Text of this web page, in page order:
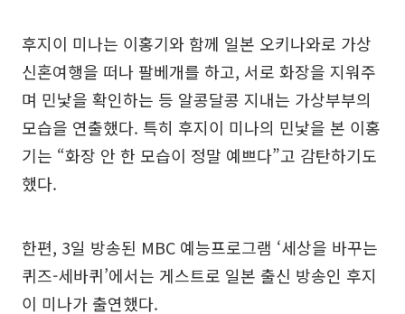
후지이 미나는 이홍기와 함께 일본 오키나와로 가상
신혼여행을 떠나 팔베개를 하고, 서로 화장을 지워주
며 민낯을 확인하는 등 알콩달콩 지내는 가상부부의
모습을 연출했다. 특히 후지이 미나의 민낯을 본 이홍
기는 “화장 안 한 모습이 정말 예쁘다”고 감탄하기도
했다.
한편, 3일 방송된 MBC 예능프로그램 ‘세상을 바꾸는
퀴즈-세바퀴’에서는 게스트로 일본 출신 방송인 후지
이 미나가 출연했다.